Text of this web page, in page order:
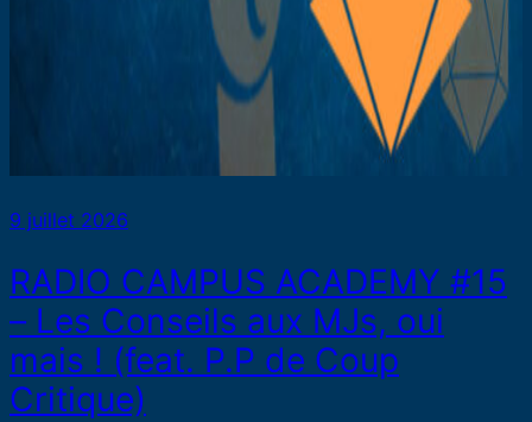
9 juillet 2026
RADIO CAMPUS ACADEMY #15
– Les Conseils aux MJs, oui
mais ! (feat. P.P de Coup
Critique)